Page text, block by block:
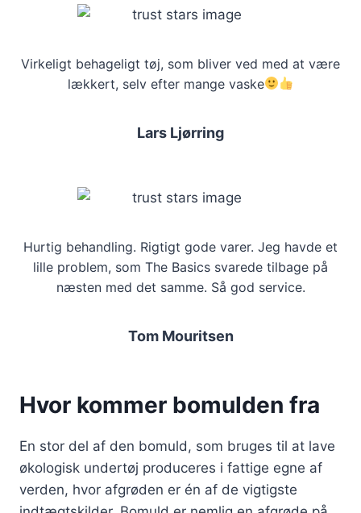
Virkeligt behageligt tøj, som bliver ved med at være
lækkert, selv efter mange vaske
Lars Ljørring
Hurtig behandling. Rigtigt gode varer. Jeg havde et
lille problem, som The Basics svarede tilbage på
næsten med det samme. Så god service.
Tom Mouritsen
Hvor kommer bomulden fra
En stor del af den bomuld, som bruges til at lave
økologisk undertøj produceres i fattige egne af
verden, hvor afgrøden er én af de vigtigste